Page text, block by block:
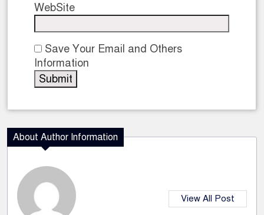
WebSite
Save Your Email and Others
Information
About Author Information
View All Post